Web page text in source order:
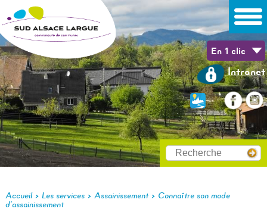
En 1 clic
Intranet
Accueil> Les services> Assainissement> Connaître son mode
d’assainissement